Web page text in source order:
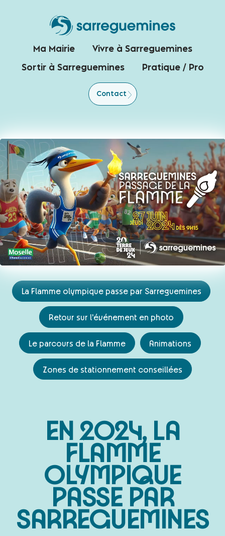
Ma Mairie Vivre à Sarreguemines
Sortir à Sarreguemines Pratique / Pro
Contact
La Flamme olympique passe par Sarreguemines
Retour sur l'événement en photo
Le parcours de la Flamme Animations
Zones de stationnement conseillées
EN 2024, LA
FLAMME
OLYMPIQUE
PASSE PAR
SARREGUEMINES